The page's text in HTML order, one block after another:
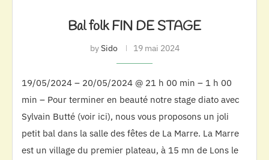
Bal folk FIN DE STAGE
bySido 19 mai 2024
19/05/2024 – 20/05/2024 @ 21 h 00 min – 1 h 00
min – Pour terminer en beauté notre stage diato avec
Sylvain Butté (voir ici), nous vous proposons un joli
petit bal dans la salle des fêtes de La Marre. La Marre
est un village du premier plateau, à 15 mn de Lons le